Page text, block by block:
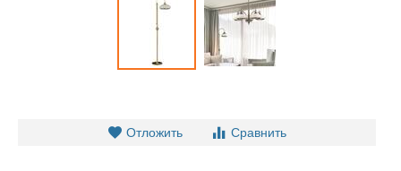
Отложить Сравнить